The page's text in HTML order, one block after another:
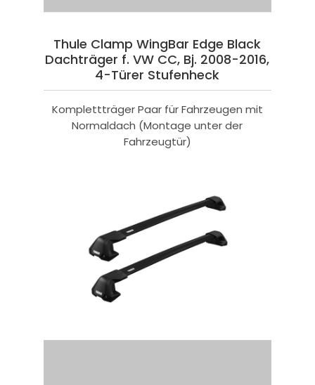
Thule Clamp WingBar Edge Black
Dachträger f. VW CC, Bj. 2008-2016,
4-Türer Stufenheck
Komplettträger Paar für Fahrzeugen mit
Normaldach (Montage unter der
Fahrzeugtür)